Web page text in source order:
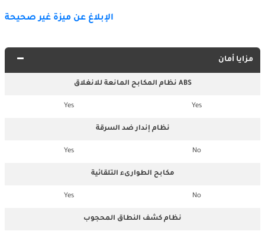
الإبلاغ عن ميزة غير صحيحة
مزايا أمان
نظام المكابح المانعة للانغلاق ABS
Yes
Yes
نظام إندار ضد السرقة
No
Yes
مكابح الطوارىء التلقائية
No
Yes
نظام كشف النطاق المحجوب